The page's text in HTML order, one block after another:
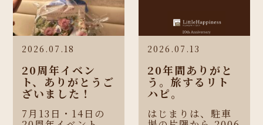
2026.07.18
20周年イベン
ト、ありがとうご
ざいました！
7月13日・14日の
2026.07.13
20年間ありがと
う。旅するリト
ハピ。
はじまりは、駐車